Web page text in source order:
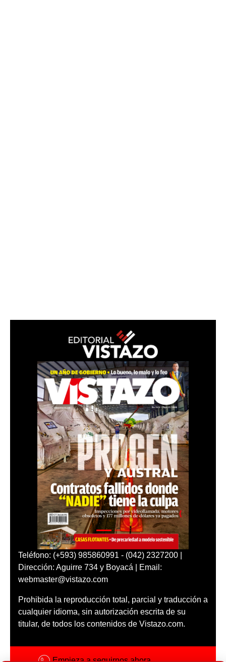
Teléfono: (+593) 985860991 - (042) 2327200 |
Dirección: Aguirre 734 y Boyacá | Email:
webmaster@vistazo.com
Prohibida la reproducción total, parcial y traducción a
cualquier idioma, sin autorización escrita de su
titular, de todos los contenidos de Vistazo.com.
Empieza a seguirnos ahora